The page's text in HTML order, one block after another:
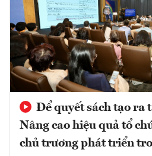
Để quyết sách tạo ra
Nâng cao hiệu quả tổ
chủ trương phát triển